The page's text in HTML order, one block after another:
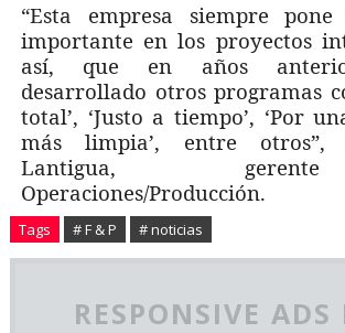
“Esta empresa siempre
importante en los proyectos
así, que en años
desarrollado otros programas
total’, ‘Justo a tiempo’, ‘Por
más limpia’, entre
Lantigua,
Operaciones/Producción.
Tags # F & P # noticias
RESPONSIVE ADS